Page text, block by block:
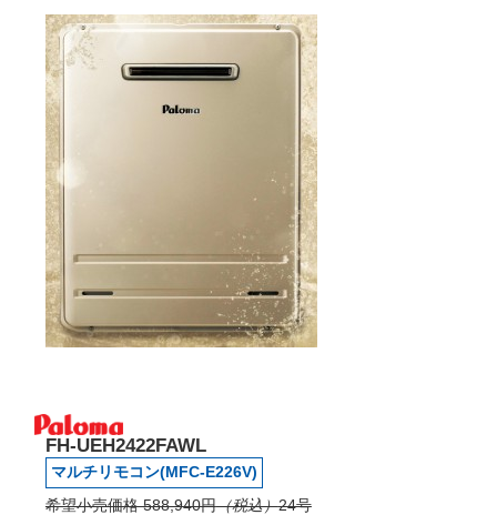
FH-UEH2422FAWL
マルチリモコン(MFC-E226V)
希望小売価格 588,940円（税込）24号